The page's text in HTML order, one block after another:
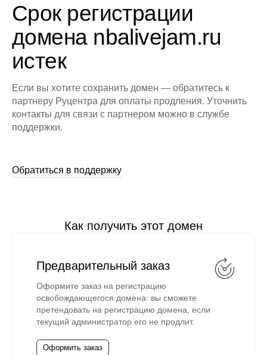
Срок регистрации
домена nbalivejam.ru
истек
Если вы хотите сохранить домен — обратитесь к
партнеру Руцентра для оплаты продления. Уточнить
контакты для связи с партнером можно в службе
поддержки.
Обратиться в поддержку
Как получить этот домен
Предварительный заказ
Оформите заказ на регистрацию
освобождающегося домена: вы сможете
претендовать на регистрацию домена, если
текущий администратор его не продлит.
Оформить заказ